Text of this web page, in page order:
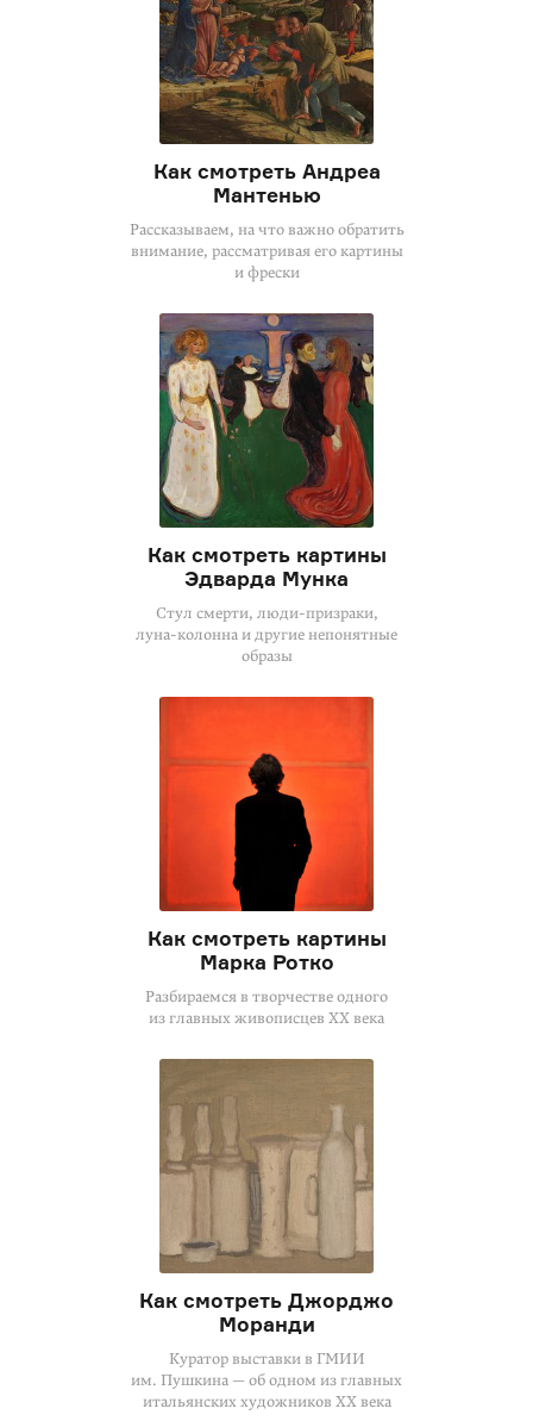
Как смотреть Андреа
Мантенью
Рассказываем, на что важно обратить
внимание, рассматривая его картины
и фрески
Как смотреть картины
Эдварда Мунка
Стул смерти, люди-призраки,
луна-колоннаи другие непонятные
образы
Как смотреть картины
Марка Ротко
Разбираемся в творчестве одного
из главных живописцев XX века
Как смотреть Джорджо
Моранди
Куратор выставки в ГМИИ
им. Пушкина — об одном из главных
итальянских художников XX века